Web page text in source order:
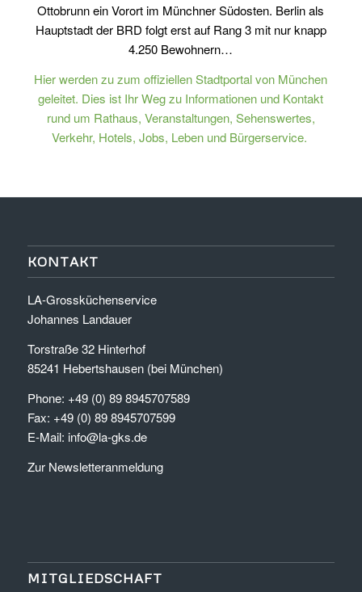
Ottobrunn ein Vorort im Münchner Südosten. Berlin als
Hauptstadt der BRD folgt erst auf Rang 3 mit nur knapp
4.250 Bewohnern…
Hier werden zu zum offiziellen Stadtportal von München
geleitet. Dies ist Ihr Weg zu Informationen und Kontakt
rund um Rathaus, Veranstaltungen, Sehenswertes,
Verkehr, Hotels, Jobs, Leben und Bürgerservice.
KONTAKT
LA-Grossküchenservice
Johannes Landauer
Torstraße 32 Hinterhof
85241 Hebertshausen (bei München)
Phone: +49 (0) 89 8945707589
Fax: +49 (0) 89 8945707599
E-Mail: info@la-gks.de
Zur Newsletteranmeldung
MITGLIEDSCHAFT